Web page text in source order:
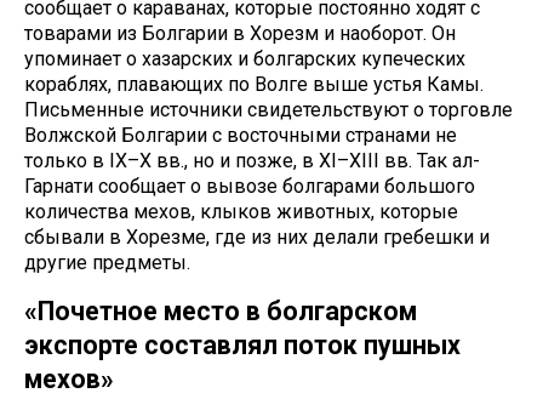
сообщает о караванах, которые постоянно ходят с
товарами из Болгарии в Хорезм и наоборот. Он
упоминает о хазарских и болгарских купеческих
кораблях, плавающих по Волге выше устья Камы.
Письменные источники свидетельствуют о торговле
Волжской Болгарии с восточными странами не
только в IX–X вв., но и позже, в XI–XIII вв. Так ал-
Гарнати сообщает о вывозе болгарами большого
количества мехов, клыков животных, которые
сбывали в Хорезме, где из них делали гребешки и
другие предметы.
«Почетное место в болгарском
экспорте составлял поток пушных
мехов»